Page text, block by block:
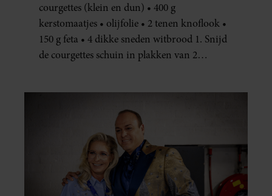
courgettes (klein en dun) • 400 g
kerstomaatjes • olijfolie • 2 tenen knoflook •
150 g feta • 4 dikke sneden witbrood 1. Snijd
de courgettes schuin in plakken van 2